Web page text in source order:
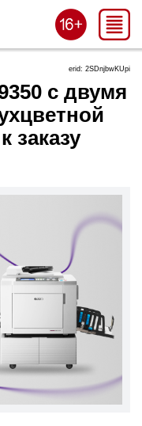
erid: 2SDnjbwKUpi
с двумя
заказу